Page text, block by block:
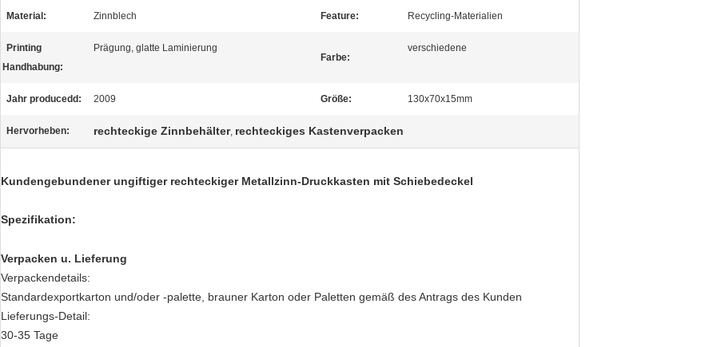
Material: Zinnblech Feature: Recycling-Materialien
Printing
Handhabung:
Prägung, glatte Laminierung
Farbe:
verschiedene
Jahr producedd: 2009 Größe: 130x70x15mm
Hervorheben: rechteckige Zinnbehälter, rechteckiges Kastenverpacken
Kundengebundener ungiftiger rechteckiger Metallzinn-Druckkasten mit Schiebedeckel
Spezifikation:
Verpacken u. Lieferung
Verpackendetails:
Standardexportkarton und/oder -palette, brauner Karton oder Paletten gemäß des Antrags des Kunden
Lieferungs-Detail:
30-35 Tage